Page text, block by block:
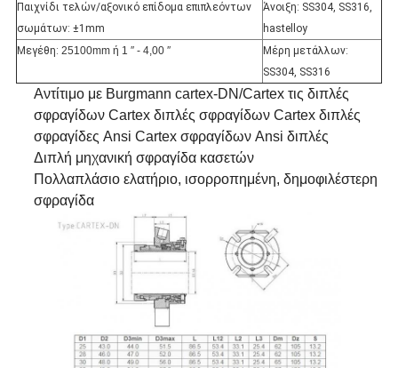
Παιχνίδι τελών/αξονικό επίδομα επιπλεόντων
σωμάτων: ±1mm
Άνοιξη: SS304, SS316,
hastelloy
Μεγέθη: 25100mm ή 1 ″ - 4,00 ″
Μέρη μετάλλων:
SS304, SS316
Αντίτιμο με Burgmann cartex-DN/Cartex τις διπλές
σφραγίδων Cartex διπλές σφραγίδων Cartex διπλές
σφραγίδες Ansi Cartex σφραγίδων Ansi διπλές
Διπλή μηχανική σφραγίδα κασετών
Πολλαπλάσιο ελατήριο, ισορροπημένη, δημοφιλέστερη
σφραγίδα